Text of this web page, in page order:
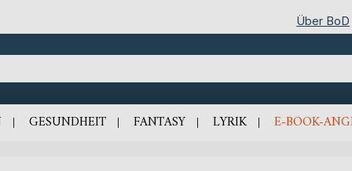
Über BoD
GESUNDHEIT FANTASY LYRIK E-BOOK-